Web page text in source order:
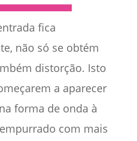
fica
não só se obtém
distorção. Isto
a aparecer
forma de onda à
com mais